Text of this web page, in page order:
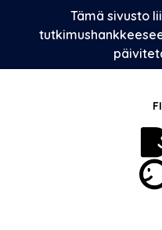
Tämä sivusto
FI